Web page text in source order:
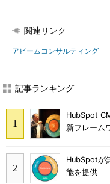
関連リンク
アビームコンサルティング
記事ランキング
HubSpot
新フレーム
HubSpotが
能を提供